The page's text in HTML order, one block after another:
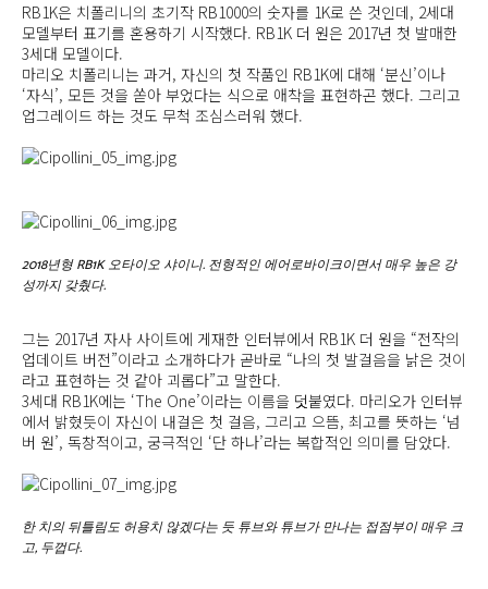
RB1K은 치폴리니의 초기작 RB1000의 숫자를 1K로 쓴 것인데, 2세대
모델부터 표기를 혼용하기 시작했다. RB1K 더 원은 2017년 첫 발매한
3세대 모델이다.
마리오 치폴리니는 과거, 자신의 첫 작품인 RB1K에 대해 ‘분신’이나
‘자식’, 모든 것을 쏟아 부었다는 식으로 애착을 표현하곤 했다. 그리고
업그레이드 하는 것도 무척 조심스러워 했다.
2018년형 RB1K 오타이오 샤이니. 전형적인 에어로바이크이면서 매우 높은 강
성까지 갖췄다.
그는 2017년 자사 사이트에 게재한 인터뷰에서 RB1K 더 원을 “전작의
업데이트 버전”이라고 소개하다가 곧바로 “나의 첫 발걸음을 낡은 것이
라고 표현하는 것 같아 괴롭다”고 말한다.
3세대 RB1K에는 ‘The One’이라는 이름을 덧붙였다. 마리오가 인터뷰
에서 밝혔듯이 자신이 내걸은 첫 걸음, 그리고 으뜸, 최고를 뜻하는 ‘넘
버 원’, 독창적이고, 궁극적인 ‘단 하나’라는 복합적인 의미를 담았다.
한 치의 뒤틀림도 허용치 않겠다는 듯 튜브와 튜브가 만나는 접점부이 매우 크
고, 두껍다.